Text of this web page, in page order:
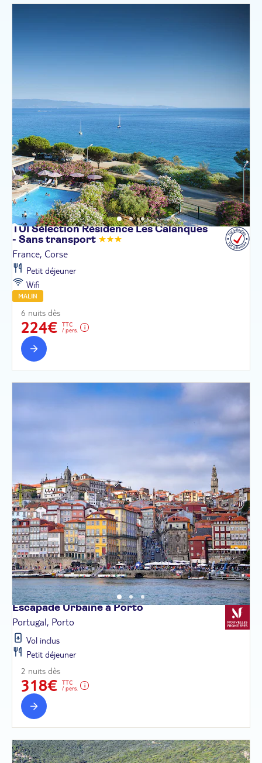
TUI Sélection Résidence Les Calanques
- Sans transport
France, Corse
Petit déjeuner
Wifi
MALIN
6 nuits dès
224€
TTC
/ pers.
Escapade Urbaine àPorto
Portugal, Porto
Vol inclus
Petit déjeuner
2 nuits dès
318€
TTC
/ pers.